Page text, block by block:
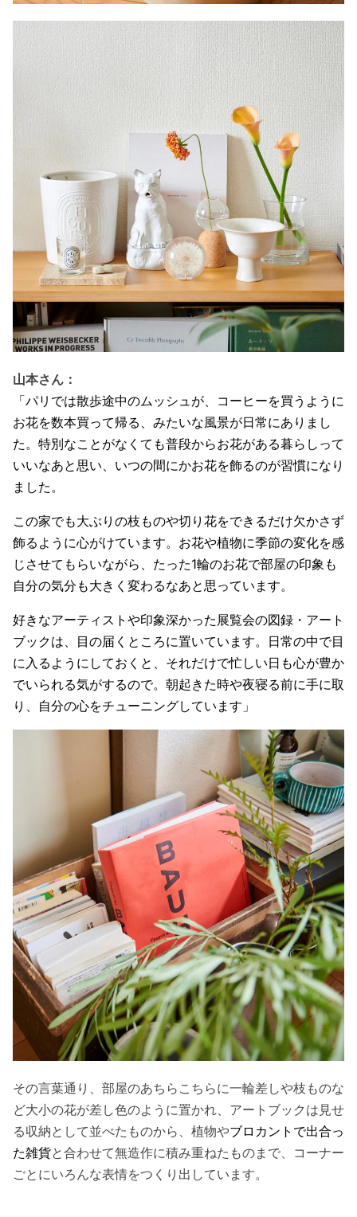
山本さん：
「パリでは散歩途中のムッシュが、コーヒーを買うように
お花を数本買って帰る、みたいな風景が日常にありまし
た。特別なことがなくても普段からお花がある暮らしって
いいなあと思い、いつの間にかお花を飾るのが習慣になり
ました。
この家でも大ぶりの枝ものや切り花をできるだけ欠かさず
飾るように心がけています。お花や植物に季節の変化を感
じさせてもらいながら、たった1輪のお花で部屋の印象も
自分の気分も大きく変わるなあと思っています。
好きなアーティストや印象深かった展覧会の図録・アート
ブックは、目の届くところに置いています。日常の中で目
に入るようにしておくと、それだけで忙しい日も心が豊か
でいられる気がするので。朝起きた時や夜寝る前に手に取
り、自分の心をチューニングしています」
その言葉通り、部屋のあちらこちらに一輪差しや枝ものな
ど大小の花が差し色のように置かれ、アートブックは見せ
る収納として並べたものから、植物やブロカントで出合っ
た雑貨と合わせて無造作に積み重ねたものまで、コーナー
ごとにいろんな表情をつくり出しています。